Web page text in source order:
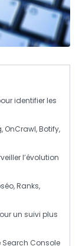
identifier les
OnCrawl, Botify,
l’évolution
Ranks,
un suivi plus
Search Console